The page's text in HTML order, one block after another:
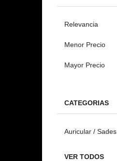
Relevancia
Menor Precio
Mayor Precio
CATEGORIAS
Auricular / Sades
VER TODOS